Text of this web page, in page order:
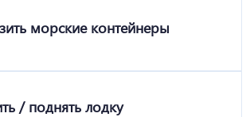
морские контейнеры
/ поднять лодку